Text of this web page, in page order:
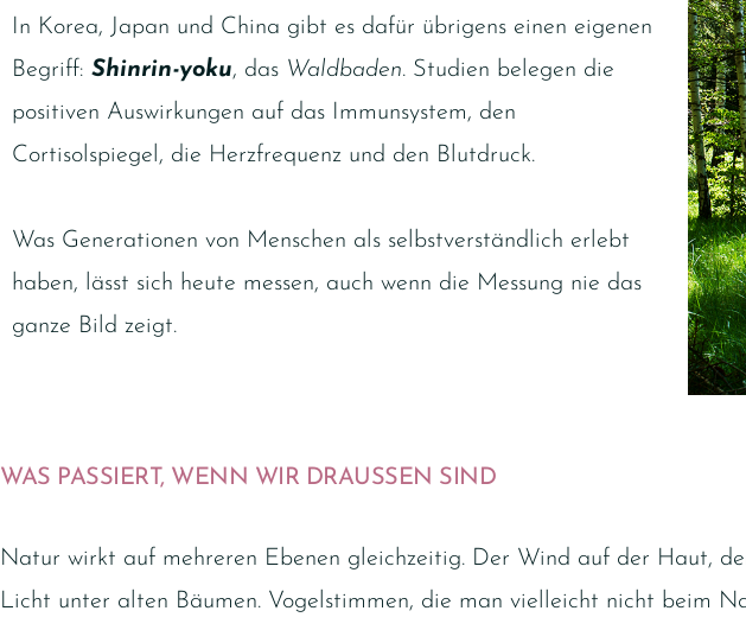
In Korea, Japan und China gibt es dafür übrigens einen eigenen
Begriff: Shinrin-yoku, das Waldbaden. Studien belegen die
positiven Auswirkungen auf das Immunsystem, den
Cortisolspiegel, die Herzfrequenz und den Blutdruck.
Was Generationen von Menschen als selbstverständlich erlebt
haben, lässt sich heute messen, auch wenn die Messung nie das
ganze Bild zeigt.
WAS PASSIERT, WENN WIR DRAUSSEN SIND
Natur wirkt auf mehreren Ebenen gleichzeitig. Der Wind auf der Haut,
Licht unter alten Bäumen. Vogelstimmen, die man vielleicht nicht beim